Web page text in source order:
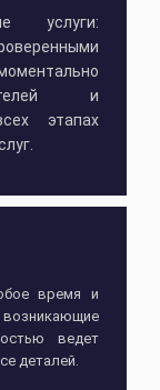
услуги:
и
этапах
время и
ведет
деталей.